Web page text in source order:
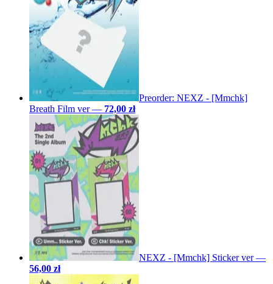
Preorder: NEXZ - [Mmchk]
Breath Film ver— 72,00 zł
NEXZ - [Mmchk] Sticker ver—
56,00 zł